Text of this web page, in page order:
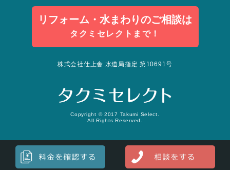
リフォーム・水まわりのご相談は
タクミセレクトまで！
株式会社仕上舎 水道局指定 第10691号
Copyright © 2017 Takumi Select.
All Rights Reserved.